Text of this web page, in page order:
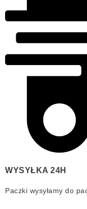
WYSYŁKA 24H
Paczki wysyłamy do